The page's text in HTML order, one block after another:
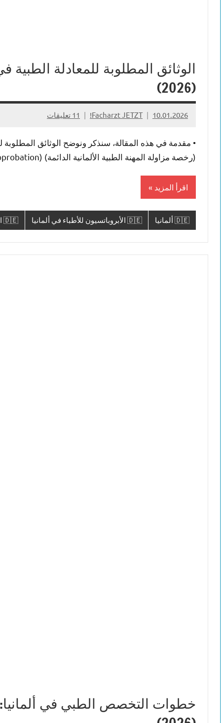
الوثائق المطلوبة للمعادلة
(2026)
10.01.2026
Facharzt JETZT! 11 تعليقات
• مقدمة في هذه المقالة، سنذكر ونوضح الوثائق المطلوبة
(رخصة مزاولة المهنة الطبية الألمانية الدائمة) (die Approbation). […]
اقرأ المزيد
🇩🇪 ألمانيا 🇩🇪 الأبروباتسيون للأطباء في ألمانيا 🇩🇪 الأطباء في ألمانيا
خطوات التخصص الطبي في ألمانيا: